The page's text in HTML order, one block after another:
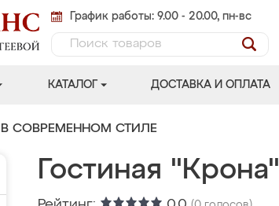
График работы: 9.00 - 20.00, пн-вс
КАТАЛОГ ДОСТАВКА И ОПЛАТА
В СОВРЕМЕННОМ СТИЛЕ
Гостиная "Крона"